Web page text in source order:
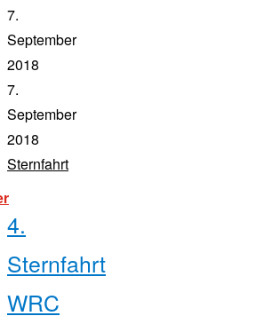
7.
September
2018
7.
September
2018
Sternfahrt
"5.
sternfahrt
wrv
donauhort"
4.
Sternfahrt
WRC